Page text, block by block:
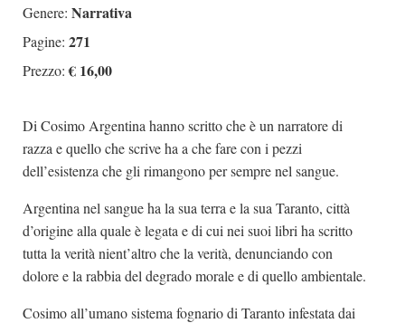
Genere: Narrativa
Pagine: 271
Prezzo:€ 16,00
Di Cosimo Argentina hanno scritto che è un narratore di
razza e quello che scrive ha a che fare con i pezzi
dell’esistenza che gli rimangono per sempre nel sangue.
Argentina nel sangue ha la sua terra e la sua Taranto, città
d’origine alla quale è legata e di cui nei suoi libri ha scritto
tutta la verità nient’altro che la verità, denunciando con
dolore e la rabbia del degrado morale e di quello ambientale.
Cosimo all’umano sistema fognario di Taranto infestata dai